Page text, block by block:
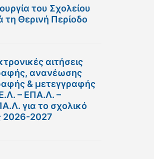
του Σχολείου
τη Θερινή Περίοδο
αιτήσεις
ανανέωσης
& μετεγγραφής
– ΕΠΑ.Λ. –
για το σχολικό
2026-2027